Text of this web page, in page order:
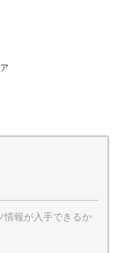
情報が入手できるか